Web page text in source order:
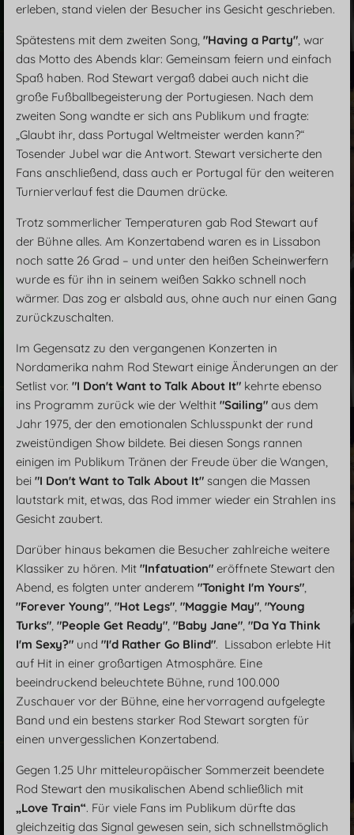
erleben, stand vielen der Besucher ins Gesicht geschrieben.
Spätestens mit dem zweiten Song, "Having a Party" , war
das Motto des Abends klar: Gemeinsam feiern und einfach
Spaß haben. Rod Stewart vergaß dabei auch nicht die
große Fußballbegeisterung der Portugiesen. Nach dem
zweiten Song wandte er sich ans Publikum und fragte:
„Glaubt ihr, dass Portugal Weltmeister werden kann?“
Tosender Jubel war die Antwort. Stewart versicherte den
Fans anschließend, dass auch er Portugal für den weiteren
Turnierverlauf fest die Daumen drücke.
Trotz sommerlicher Temperaturen gab Rod Stewart auf
der Bühne alles. Am Konzertabend waren es in Lissabon
noch satte 26 Grad – und unter den heißen Scheinwerfern
wurde es für ihn in seinem weißen Sakko schnell noch
wärmer. Das zog er alsbald aus, ohne auch nur einen Gang
zurückzuschalten.
Im Gegensatz zu den vergangenen Konzerten in
Nordamerika nahm Rod Stewart einige Änderungen an der
Setlist vor. "I Don't Want to Talk About It" kehrte ebenso
ins Programm zurück wie der Welthit "Sailing" aus dem
Jahr 1975, der den emotionalen Schlusspunkt der rund
zweistündigen Show bildete. Bei diesen Songs rannen
einigen im Publikum Tränen der Freude über die Wangen,
bei "I Don't Want to Talk About It" sangen die Massen
lautstark mit, etwas, das Rod immer wieder ein Strahlen ins
Gesicht zaubert.
Darüber hinaus bekamen die Besucher zahlreiche weitere
Klassiker zu hören. Mit "Infatuation" eröffnete Stewart den
Abend, es folgten unter anderem "Tonight I'm Yours"
"Forever Young" "Hot Legs" "Maggie May" "Young
Turks" "People Get Ready" "Baby Jane" "Da Ya Think
I'm Sexy?" und "I'd Rather Go Blind". Lissabon erlebte Hit
auf Hit in einer großartigen Atmosphäre. Eine
beeindruckend beleuchtete Bühne, rund 100.000
Zuschauer vor der Bühne, eine hervorragend aufgelegte
Band und ein bestens starker Rod Stewart sorgten für
einen unvergesslichen Konzertabend.
Gegen 1.25 Uhr mitteleuropäischer Sommerzeit beendete
Rod Stewart den musikalischen Abend schließlich mit
„Love Train“. Für viele Fans im Publikum dürfte das
gleichzeitig das Signal gewesen sein, sich schnellstmöglich